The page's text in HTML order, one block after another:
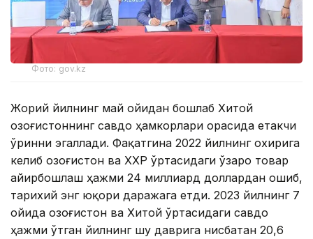
Фото: gov.kz
Жорий йилнинг май ойидан бошлаб Хитой
Қозоғистоннинг савдо ҳамкорлари орасида етакчи
ўринни эгаллади. Фақатгина 2022 йилнинг охирига
келиб Қозоғистон ва ХХР ўртасидаги ўзаро товар
айирбошлаш ҳажми 24 миллиард доллардан ошиб,
тарихий энг юқори даражага етди. 2023 йилнинг 7
ойида Қозоғистон ва Хитой ўртасидаги савдо
ҳажми ўтган йилнинг шу даврига нисбатан 20,6